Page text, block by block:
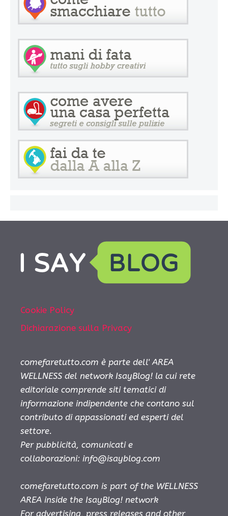
Cookie Policy
Dichiarazione sulla Privacy
comefaretutto.com è parte dell' AREA
WELLNESS del network IsayBlog! la cui rete
editoriale comprende siti tematici di
informazione indipendente che contano sul
contributo di appassionati ed esperti del
settore.
Per pubblicità, comunicati e
collaborazioni: info@isayblog.com
comefaretutto.com is part of the WELLNESS
AREA inside the IsayBlog! network
For advertising, press releases and other